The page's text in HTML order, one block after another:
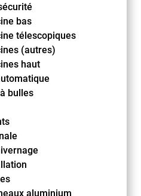
bas
télescopiques
(autres)
haut
bulles
aluminium